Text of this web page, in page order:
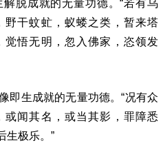
脱成就的无量功德。“若有乌
野干蚊虻，蚁蝼之类，暂来塔
觉悟无明，忽入佛家，恣领发
即生成就的无量功德。“况有众
或闻其名，或当其影，罪障悉
生极乐。”